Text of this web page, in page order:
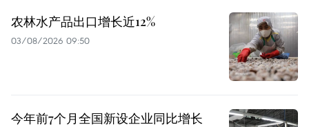
农林水产品出口增长近12%
03/08/2026 09:50
今年前7个月全国新设企业同比增长